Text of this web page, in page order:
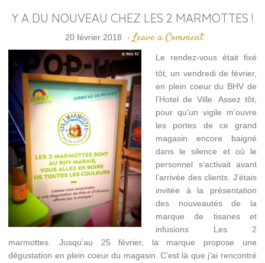
Y A DU NOUVEAU CHEZ LES 2 MARMOTTES !
20 février 2018 · Leave a Comment
Le rendez-vous était fixé
tôt, un vendredi de février,
en plein coeur du BHV de
l’Hotel de Ville. Assez tôt,
pour qu’un vigile m’ouvre
les portes de ce grand
magasin encore baigné
dans le silence et où le
personnel s’activait avant
l’arrivée des clients. J’étais
invitée à la présentation
des nouveautés de la
marque de tisanes et
infusions Les 2
marmottes. Jusqu’au 25 février, la marque propose une
dégustation en plein coeur du magasin. C’est là que j’ai rencontré